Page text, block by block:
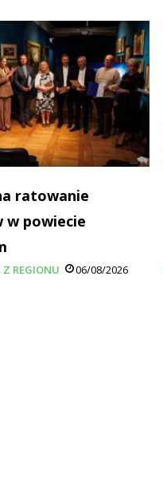
ratowanie
w powiecie
REGIONU 06/08/2026